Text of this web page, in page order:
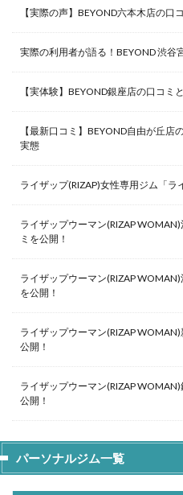
【実際の声】BEYOND六本木店の口
実際の利用者が語る！BEYOND 渋谷
【実体験】BEYOND銀座店の口コミ
【最新口コミ】BEYOND自由が丘
実態
ライザップ(RIZAP)女性専用ジム「
ライザップウーマン(RIZAP
ミを公開！
ライザップウーマン(RIZAP
を公開！
ライザップウーマン(RIZAP
公開！
ライザップウーマン(RIZAP
公開！
パーソナルジム一覧